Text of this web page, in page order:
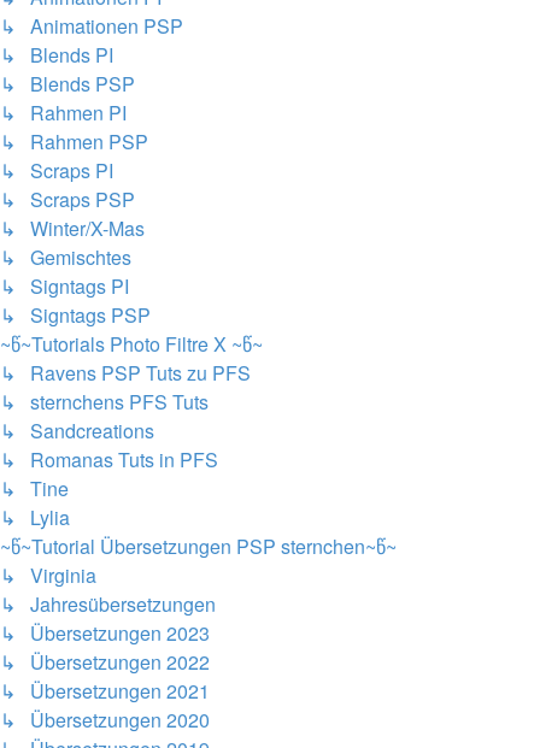
↳ Animationen PSP
↳ Blends PI
↳ Blends PSP
↳ Rahmen PI
↳ Rahmen PSP
↳ Scraps PI
↳ Scraps PSP
↳ Winter/X-Mas
↳ Gemischtes
↳ Signtags PI
↳ Signtags PSP
~წ~Tutorials Photo Filtre X ~წ~
↳ Ravens PSP Tuts zu PFS
↳ sternchens PFS Tuts
↳ Sandcreations
↳ Romanas Tuts in PFS
↳ Tine
↳ Lylia
~წ~Tutorial Übersetzungen PSP sternchen~წ~
↳ Virginia
↳ Jahresübersetzungen
↳ Übersetzungen 2023
↳ Übersetzungen 2022
↳ Übersetzungen 2021
↳ Übersetzungen 2020